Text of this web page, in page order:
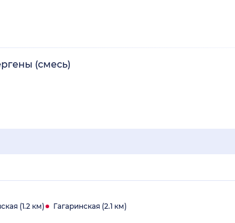
(смесь)
(1.2 км) Гагаринская (2.1 км)